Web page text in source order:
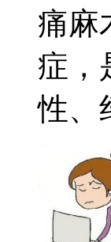
痛麻
症，
性、